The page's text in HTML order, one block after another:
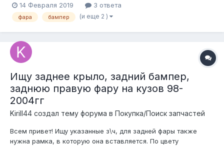
14 Февраля 2019
3 ответа
фара бампер (и еще 2 )
Ищу заднее крыло, задний бампер,
заднюю правую фару на кузов 98-
2004гг
Kirill44 создал тему форума в Покупка/Поиск запчастей
Всем привет! Ищу указанные з\ч, для задней фары также
нужна рамка, в которую она вставляется. По цвету